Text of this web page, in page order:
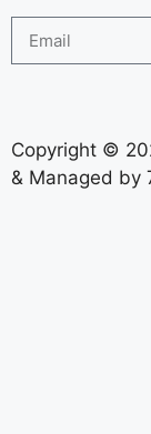
Copyright ©
& Managed by